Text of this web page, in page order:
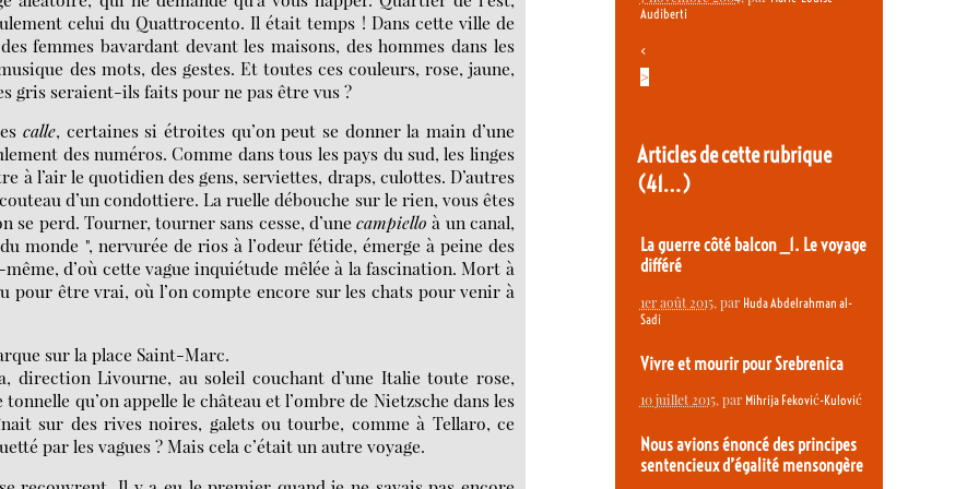
celui du Quattrocento. Il était temps ! Dans cette ville de
femmes bavardant devant les maisons, des hommes dans les
des mots, des gestes. Et toutes ces couleurs, rose, jaune,
gris seraient-ils faits pour ne pas être vus ?
calle, certaines si étroites qu’on peut se donner la main d’une
des numéros. Comme dans tous les pays du sud, les linges
à l’air le quotidien des gens, serviettes, draps, culottes. D’autres
d’un condottiere. La ruelle débouche sur le rien, vous êtes
se perd. Tourner, tourner sans cesse, d’unecampiello à un canal,
monde ", nervurée de rios à l’odeur fétide, émerge à peine des
d’où cette vague inquiétude mêlée à la fascination. Mort à
pour être vrai, où l’on compte encore sur les chats pour venir à
sur la place Saint-Marc.
direction Livourne, au soleil couchant d’une Italie toute rose,
qu’on appelle le château et l’ombre de Nietzsche dans les
sur des rives noires, galets ou tourbe, comme à Tellaro, ce
par les vagues ? Mais cela c’était un autre voyage.
Audiberti
<
>
Articles de cette rubrique
(41…)
La guerre côté balcon _1. Le voyage
différé
1er août 2015, par Huda Abdelrahman al-
Sadi
Vivre et mourir pour Srebrenica
10 juillet 2015, par Mihrija Feković-Kulović
Nous avions énoncé des principes
sentencieux d’égalité mensongère